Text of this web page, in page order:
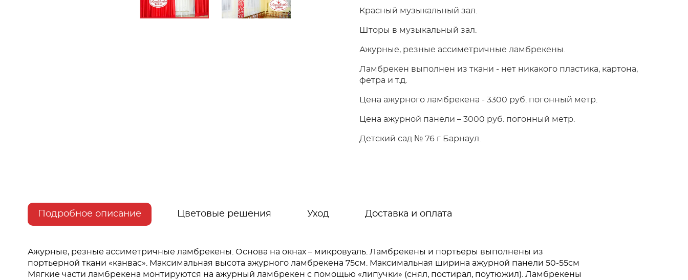
Красный музыкальный зал.
Шторы в музыкальный зал.
Ажурные, резные ассиметричные ламбрекены.
Ламбрекен выполнен из ткани - нет никакого пластика, картона,
фетра и т.д.
Цена ажурного ламбрекена - 3300 руб. погонный метр.
Цена ажурной панели – 3000 руб. погонный метр.
Детский сад № 76 г Барнаул.
Подробное описание Цветовые решения Уход Доставка и оплата
Ажурные, резные ассиметричные ламбрекены. Основа на окнах – микровуаль. Ламбрекены и портьеры выполнены из
портьерной ткани «канвас». Максимальная высота ажурного ламбрекена 75см. Максимальная ширина ажурной панели 50-55см
Мягкие части ламбрекена монтируются на ажурный ламбрекен с помощью «липучки» (снял, постирал, поутюжил). Ламбрекены